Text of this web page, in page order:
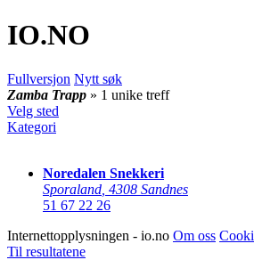
IO.NO
Fullversjon Nytt søk
Zamba Trapp » 1 unike treff
Velg sted
Kategori
Noredalen Snekkeri
Sporaland 4308 Sandnes
51 67 22 26
Internettopplysningen - io.no Om oss
Til resultatene